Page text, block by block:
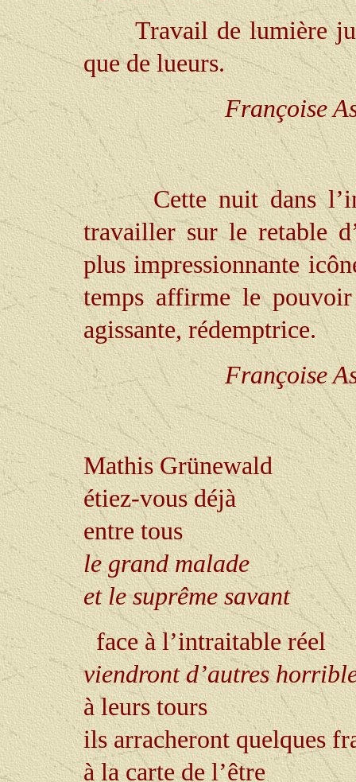
Travail de lumière
que de lueurs.
Françoise
Cette nuit dans
travailler sur le retable
plus impressionnante
temps affirme le
agissante, rédemptrice.
Françoise
Mathis Grünewald
étiez-vous déjà
entre tous
le grand malade
et le suprême savant
face à l’intraitable réel
viendront d’autres
à leurs tours
ils arracheront quelques
à la carte de l’être